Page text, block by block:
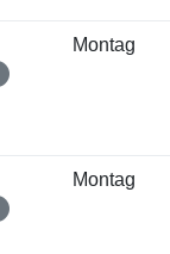
Montag
Montag